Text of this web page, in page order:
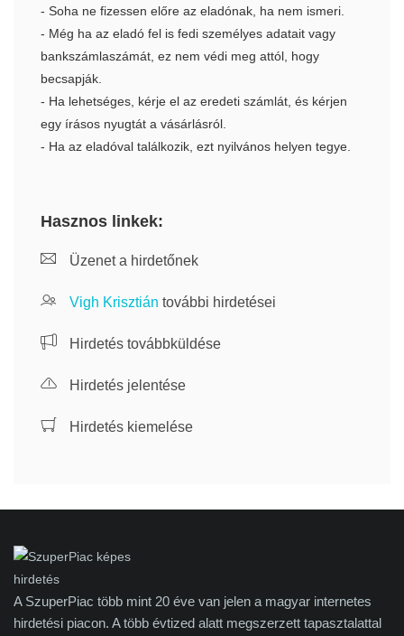
- Soha ne fizessen előre az eladónak, ha nem ismeri.
- Még ha az eladó fel is fedi személyes adatait vagy
bankszámlaszámát, ez nem védi meg attól, hogy
becsapják.
- Ha lehetséges, kérje el az eredeti számlát, és kérjen
egy írásos nyugtát a vásárlásról.
- Ha az eladóval találkozik, ezt nyilvános helyen tegye.
Hasznos linkek:
Üzenet a hirdetőnek
Vigh Krisztián további hirdetései
Hirdetés továbbküldése
Hirdetés jelentése
Hirdetés kiemelése
A SzuperPiac több mint 20 éve van jelen a magyar internetes
hirdetési piacon. A több évtized alatt megszerzett tapasztalattal